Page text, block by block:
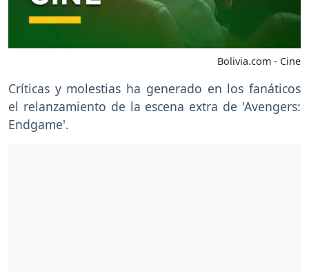
Bolivia.com - Cine
Críticas y molestias ha generado en los fanáticos
el relanzamiento de la escena extra de 'Avengers:
Endgame'.